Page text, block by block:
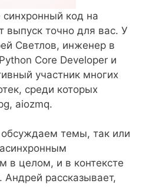
код на
выпуск точно для вас. У
Светлов, инженер в
Core Developer и
участник многих
среди которых
aiozmq.
темы, так или
в целом, и в контексте
Андрей рассказывает,